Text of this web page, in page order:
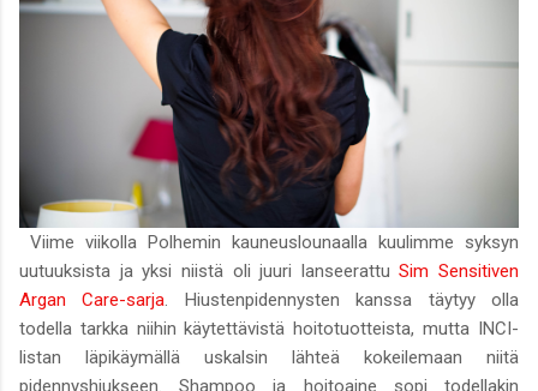
Viime viikolla Polhemin kauneuslounaalla kuulimme syksyn
uutuuksista ja yksi niistä oli juuri lanseerattuSim Sensitiven
Argan Care-sarja. Hiustenpidennysten kanssa täytyy olla
todella tarkka niihin käytettävistä hoitotuotteista, mutta INCI-
listan läpikäymällä uskalsin lähteä kokeilemaan niitä
pidennyshiukseen. Shampoo ja hoitoaine sopi todellakin